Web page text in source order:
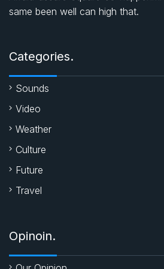
o
k
same been well can high that.
Categories.
Sounds
Video
Weather
Culture
Future
Travel
Opinoin.